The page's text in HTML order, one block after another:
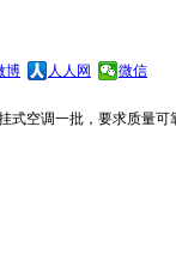
博 人人网 微信
式空调一批，要求质量可